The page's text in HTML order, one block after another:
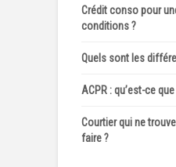
Crédit conso pour
conditions ?
Quels sont les
ACPR : qu’est-ce
Courtier qui ne
faire ?